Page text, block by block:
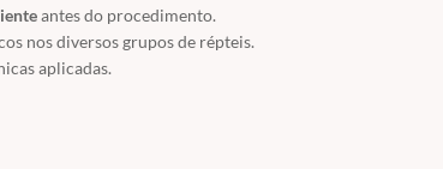
antes do procedimento.
nos diversos grupos de répteis.
aplicadas.